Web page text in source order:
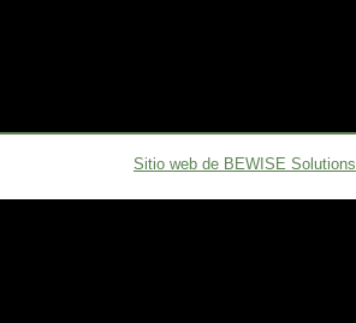
Sitio web de BEWISE Solutions